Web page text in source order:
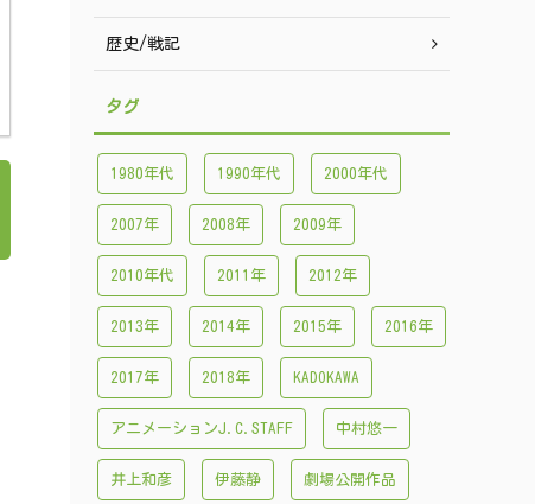
歴史/戦記
タグ
1980年代 1990年代 2000年代
2007年 2008年 2009年
2010年代 2011年 2012年
2013年 2014年 2015年 2016年
2017年 2018年 KADOKAWA
アニメーションJ.C.STAFF 中村悠一
井上和彦 伊藤静 劇場公開作品